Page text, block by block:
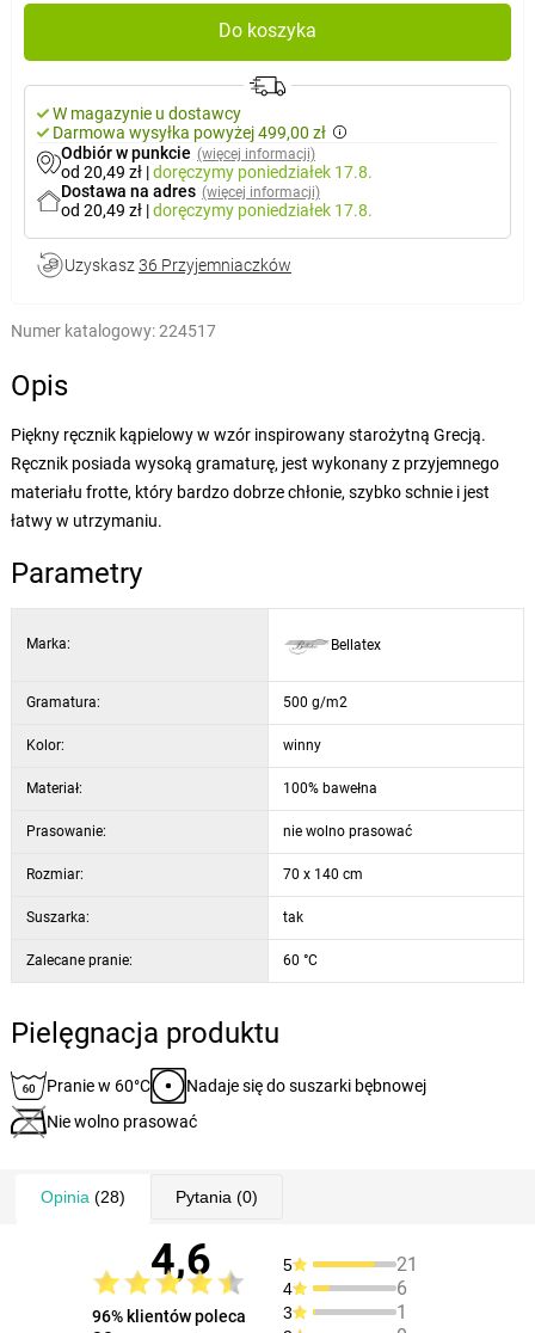
Do koszyka
W magazynie u dostawcy
Darmowa wysyłka powyżej 499,00 zł
Odbiór w punkcie (więcej informacji)
od 20,49 zł |doręczymy poniedziałek 17.8.
Dostawa na adres (więcej informacji)
od 20,49 zł |doręczymy poniedziałek 17.8.
Uzyskasz 36 Przyjemniaczków
Numer katalogowy:224517
Opis
Piękny ręcznik kąpielowy w wzór inspirowany starożytną Grecją.
Ręcznik posiada wysoką gramaturę, jest wykonany z przyjemnego
materiału frotte, który bardzo dobrze chłonie, szybko schnie i jest
łatwy w utrzymaniu.
Parametry
Marka: Bellatex
Gramatura: 500 g/m2
Kolor: winny
Materiał: 100% bawełna
Prasowanie: nie wolno prasować
Rozmiar: 70 x 140 cm
Suszarka: tak
Zalecane pranie: 60 °C
Pielęgnacja produktu
Pranie w 60°C
Nadaje się do suszarki bębnowej
Nie wolno prasować
Opinia (28) Pytania (0)
4,6
96% klientów poleca
5 21
4 6
3 1